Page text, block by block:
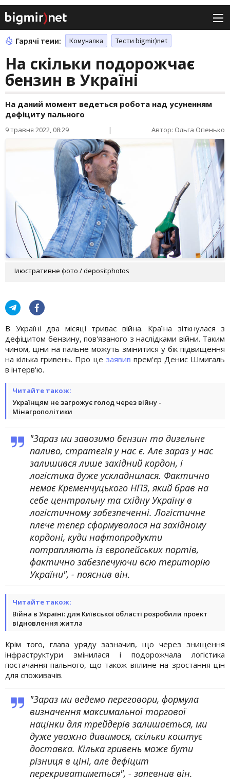
Гарячі теми: Комуналка Тести bigmir)net
На скільки подорожчає
бензин в Україні
На даний момент ведеться робота над усуненням
дефіциту пального
9 травня 2022, 08:29 | Автор: Ольга Опенько
Ілюстративне фото / depositphotos
В Україні два місяці триває війна. Країна зіткнулася з
дефіцитом бензину, пов'язаного з наслідками війни. Таким
чином, ціни на пальне можуть змінитися у бік підвищення
на кілька гривень. Про це заявив прем'єр Денис Шмигаль
в інтерв'ю.
Читайте також:
Українцям не загрожує голод через війну -
Мінагрополітики
"Зараз ми завозимо бензин та дизельне
паливо, стратегія у нас є. Але зараз у нас
залишився лише західний кордон, і
логістика дуже ускладнилася. Фактично
немає Кременчуцького НПЗ, який брав на
себе центральну та східну Україну в
логістичному забезпеченні. Логістичне
плече тепер сформувалося на західному
кордоні, куди нафтопродукти
потрапляють із європейських портів,
фактично забезпечуючи всю територію
України", - пояснив він.
Читайте також:
Війна в Україні: для Київської області розробили проект
відновлення житла
Крім того, глава уряду зазначив, що через знищення
інфраструктури змінилася і подорожчала логістика
постачання пального, що також вплине на зростання цін
для споживачів.
"Зараз ми ведемо переговори, формула
визначення максимальної торгової
націнки для трейдерів залишається, ми
дуже уважно дивимося, скільки коштує
доставка. Кілька гривень може бути
різниця в ціні, але дефіцит
перекриватиметься", - запевнив він.